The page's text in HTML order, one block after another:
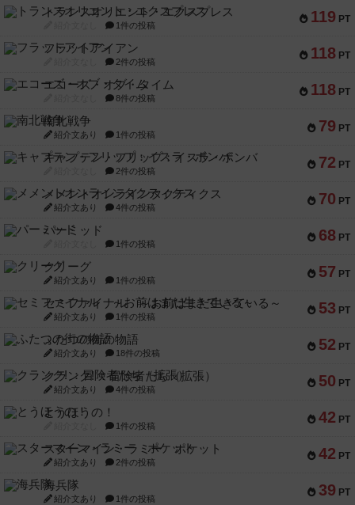
119 PT
トランスオリエント・エクスプレス
1件の投稿
118 PT
フラットアイアン
2件の投稿
118 PT
エコーズ・オブ・タイム
8件の投稿
79 PT
南北戦争
紹介文あり 1件の投稿
72 PT
キャプテン・フリップ：イスラ・ボンバ
2件の投稿
70 PT
メメントオンラインタクティクス
紹介文あり 4件の投稿
68 PT
パーミッド
1件の投稿
57 PT
クリーグ
紹介文あり 1件の投稿
53 PT
セミファイナル ～お前はまだ生きている～
紹介文あり 1件の投稿
52 PT
ふたつの街の物語
紹介文あり 18件の投稿
50 PT
クランク! ：冒険者たち（拡張）
紹介文あり 4件の投稿
42 PT
とうほうの！
1件の投稿
42 PT
スターマイン・ラミー ポケット
紹介文あり 2件の投稿
39 PT
海兵隊
紹介文あり 1件の投稿